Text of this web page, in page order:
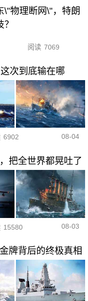
\"物理断网\"，特朗
阅读 7069
次到底输在哪
6902 08-04
把全世界都晃吐了
15580 08-03
牌背后的终极真相